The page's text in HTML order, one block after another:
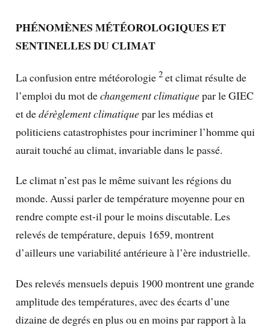
PHÉNOMÈNES MÉTÉOROLOGIQUES ET
SENTINELLES DU CLIMAT
La confusion entre météorologie 2et climat résulte de
l’emploi du mot dechangement climatiquepar le GIEC
et dedérèglement climatiquepar les médias et
politiciens catastrophistes pour incriminer l’homme qui
aurait touché au climat, invariable dans le passé.
Le climat n’est pas le même suivant les régions du
monde. Aussi parler de température moyenne pour en
rendre compte est-il pour le moins discutable. Les
relevés de température, depuis 1659, montrent
d’ailleurs une variabilité antérieure à l’ère industrielle.
Des relevés mensuels depuis 1900 montrent une grande
amplitude des températures, avec des écarts d’une
dizaine de degrés en plus ou en moins par rapport à la